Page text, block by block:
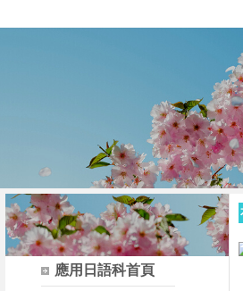
應用日語科首頁